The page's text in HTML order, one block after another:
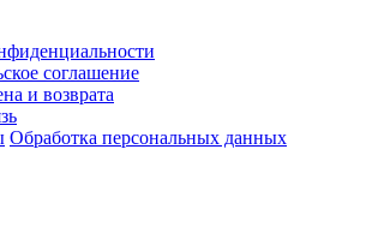
соглашение
и возврата
Обработка персональных данных